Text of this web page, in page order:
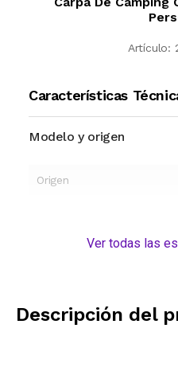
Artículo:
Características
Modelo y origen
Origen
Ver todas las
Descripción del